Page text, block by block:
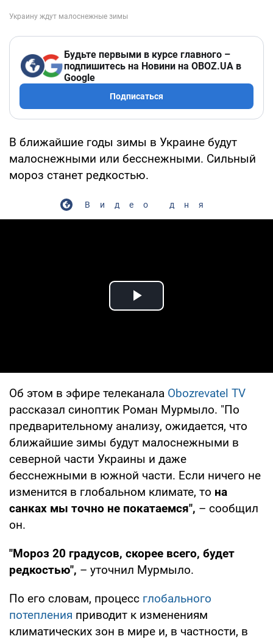
Будьте первыми в курсе главного –
подпишитесь на Новини на OBOZ.UA в
Google
Подписаться
В ближайшие годы зимы в Украине будут
малоснежными или бесснежными. Сильный
мороз станет редкостью.
Видео дня
Play Video
Об этом в эфире телеканала Obozrevatel TV
рассказал синоптик Роман Мурмыло. "По
предварительному анализу, ожидается, что
ближайшие зимы будут малоснежными в
северной части Украины и даже
бесснежными в южной части. Если ничего не
изменится в глобальном климате, то на
санках мы точно не покатаемся", – сообщил
он.
"Мороз 20 градусов, скорее всего, будет
редкостью", – уточнил Мурмыло.
По его словам, процесс глобального
потепления приводит к изменениям
климатических зон в мире и, в частности, в